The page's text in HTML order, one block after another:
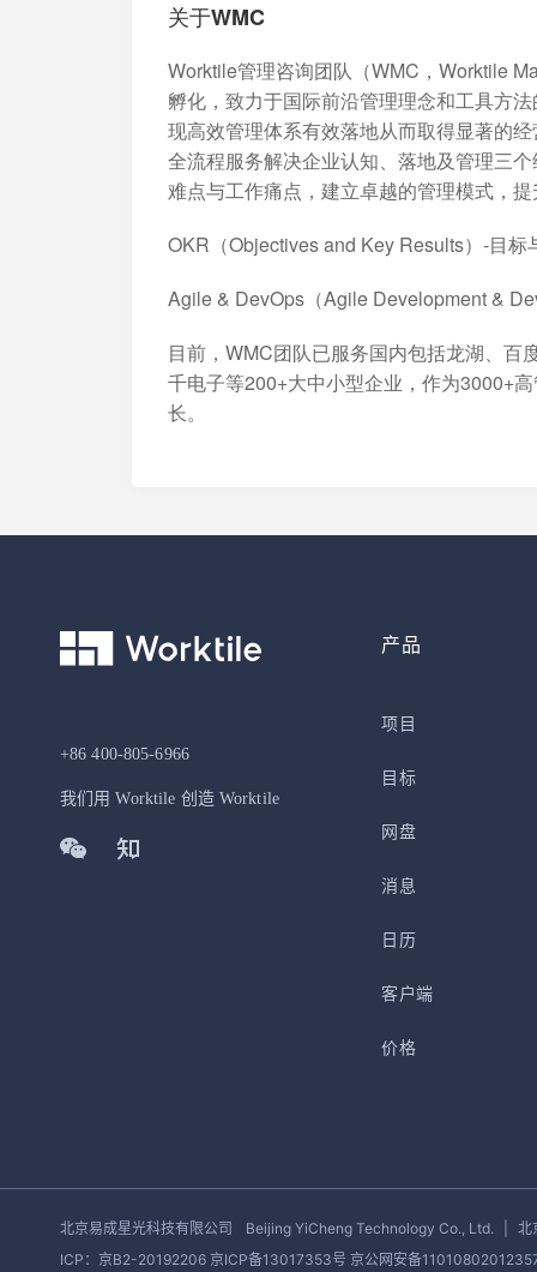
关于WMC
Worktile管理咨询团队（WMC，Worktile
孵化，致力于国际前沿管理理念和工具方
现高效管理体系有效落地从而取得显著的
全流程服务解决企业认知、落地及管理三
难点与工作痛点，建立卓越的管理模式，
OKR（Objectives and Key Results）-目标
Agile & DevOps（Agile Development &
目前，WMC团队已服务国内包括龙湖、
千电子等200+大中小型企业，作为3000+
长。
+86 400-805-6966
我们用 Worktile 创造 Worktile
产品
项目
目标
网盘
消息
日历
客户端
价格
北京易成星光科技有限公司 Beijing YiCheng Technology Co., Ltd.
北
ICP：京B2-20192206 京ICP备13017353号 京公网安备